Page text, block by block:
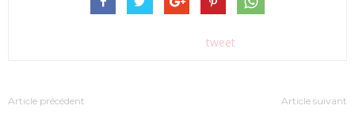
tweet
Article précédent Article suivant